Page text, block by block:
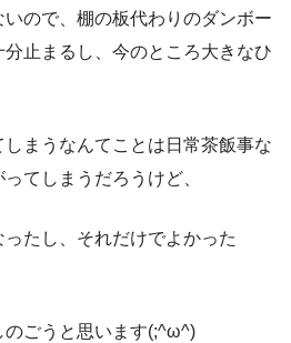
ので、棚の板代わりのダンボー
止まるし、今のところ大きなひ
しまうなんてことは日常茶飯事な
てしまうだろうけど、
たし、それだけでよかった
のごうと思います(;^ω^)